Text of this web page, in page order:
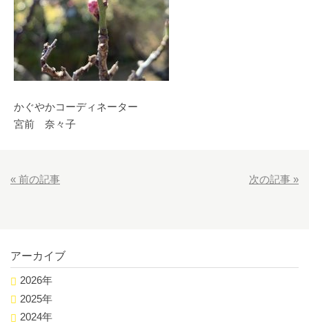
かぐやかコーディネーター
宮前 奈々子
« 前の記事 次の記事 »
アーカイブ
2026年
2025年
2024年